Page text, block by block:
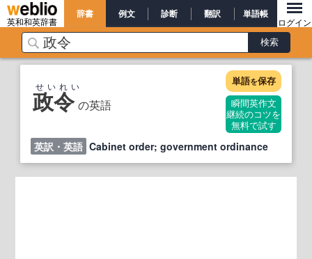
英和和英辞書
辞書 例文 診断 翻訳 単語帳
ログイン
政令 の英語
せいれい 単語を保存
瞬間英作文
継続のコツを
無料で試す
英訳・英語 Cabinet order; government ordinance